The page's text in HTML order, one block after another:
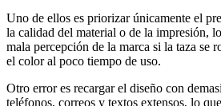
Uno de ellos es priorizar únicamente el
la calidad del material o de la impresión,
mala percepción de la marca si la taza se
el color al poco tiempo de uso.
Otro error es recargar el diseño con
teléfonos, correos y textos extensos, lo